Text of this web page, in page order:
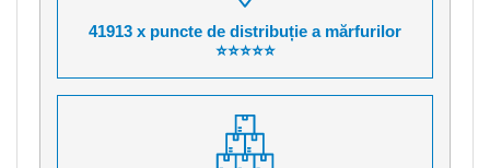
41913 x puncte de distribuție a mărfurilor
⭐⭐⭐⭐⭐